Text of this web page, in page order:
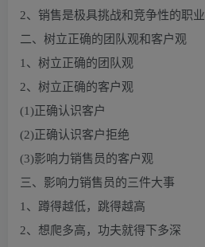
2、销售是极具挑战和竞争性的职业
二、树立正确的团队观和客户观
1、树立正确的团队观
2、树立正确的客户观
(1)正确认识客户
(2)正确认识客户拒绝
(3)影响力销售员的客户观
三、影响力销售员的三件大事
1、蹲得越低，跳得越高
2、想爬多高，功夫就得下多深